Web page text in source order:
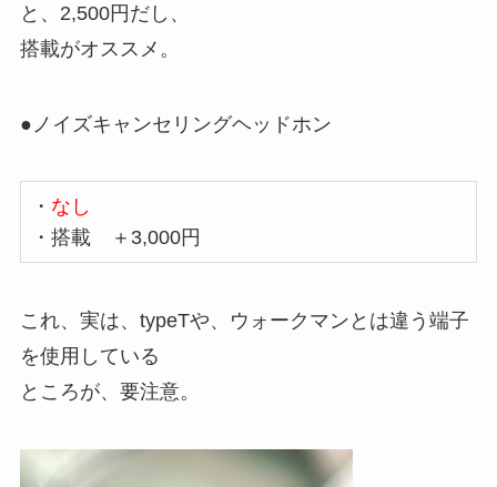
と、2,500円だし、
搭載がオススメ。
●ノイズキャンセリングヘッドホン
・ なし
・搭載 ＋3,000円
これ、実は、typeTや、ウォークマンとは違う端子
を使用している
ところが、要注意。